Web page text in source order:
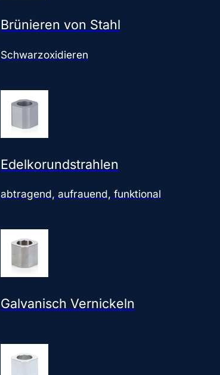
Brünieren von Stahl
Schwarzoxidieren
Edelkorundstrahlen
abtragend, aufrauend, funktional
Galvanisch Vernickeln